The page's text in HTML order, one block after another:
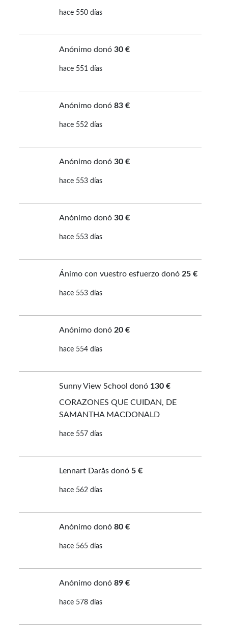
hace 550 días
Anónimo donó 30 €
hace 551 días
Anónimo donó 83 €
hace 552 días
Anónimo donó 30 €
hace 553 días
Anónimo donó 30 €
hace 553 días
Ánimo con vuestro esfuerzo donó 25 €
hace 553 días
Anónimo donó 20 €
hace 554 días
Sunny View School donó 130 €
CORAZONES QUE CUIDAN, DE
SAMANTHA MACDONALD
hace 557 días
Lennart Darås donó 5 €
hace 562 días
Anónimo donó 80 €
hace 565 días
Anónimo donó 89 €
hace 578 días